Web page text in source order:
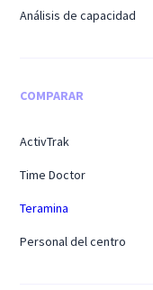
Análisis de capacidad
COMPARAR
ActivTrak
Time Doctor
Teramina
Personal del centro